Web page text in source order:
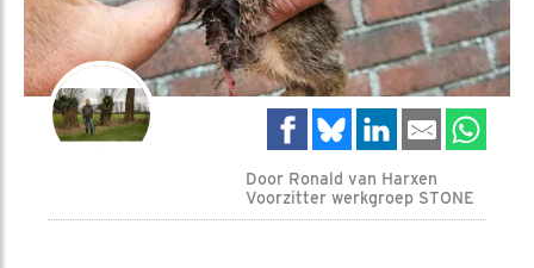
Door Ronald van Harxen
Voorzitter werkgroep STONE